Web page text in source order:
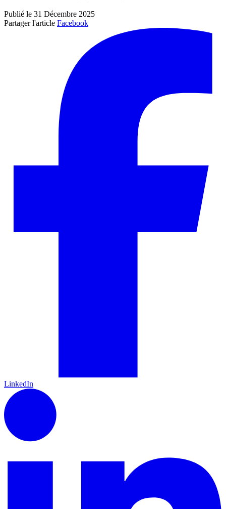
Publié le 31 Décembre 2025
Partager l'article Facebook
LinkedIn